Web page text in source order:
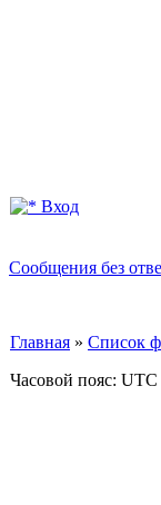
Вход
Сообщения без
Главная » Список
Часовой пояс: UTC